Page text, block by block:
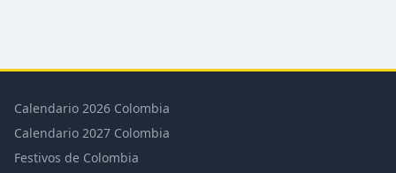
Calendario 2026 Colombia
Calendario 2027 Colombia
Festivos de Colombia